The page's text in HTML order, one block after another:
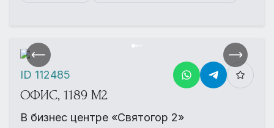
ОФИС, 1189 М2
В бизнес центре «Святогор 2»
ID 112485